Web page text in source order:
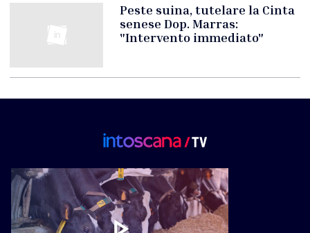
Peste suina, tutelare la Cinta
senese Dop. Marras:
"Intervento immediato"